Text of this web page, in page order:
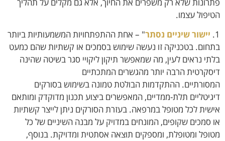
הטיפול עצמו.
1. יישור שיניים נסתר" – אחת ההתפתחויות המשמעותיות ביותר
בתחום. בטכניקה זו נעשה שימוש בסמכים או קשתיות שהם כמעט
בלתי נראים לעין, מה שמאפשר תיקון ליקויי סגר בשיטה שהינה
דיסקרטית הרבה יותר מהגשרים המתכתיים
המסורתיים. ההתקדמות הבולטת טמונה בשימוש בסורקים
דיגיטליים תלת-ממדיים, המאפשרים ביצוע תכנון מדוקדק ומותאם
אישית לכל מטופל במרפאה. בעזרת הסורקים ניתן לייצר קשתיות
או סמכים שקופים, המונחים במדויק על מבנה השיניים של כל
מטופל ומטופלת, ומספקים תוצאה אסתטית ומדויקת. בנוסף,